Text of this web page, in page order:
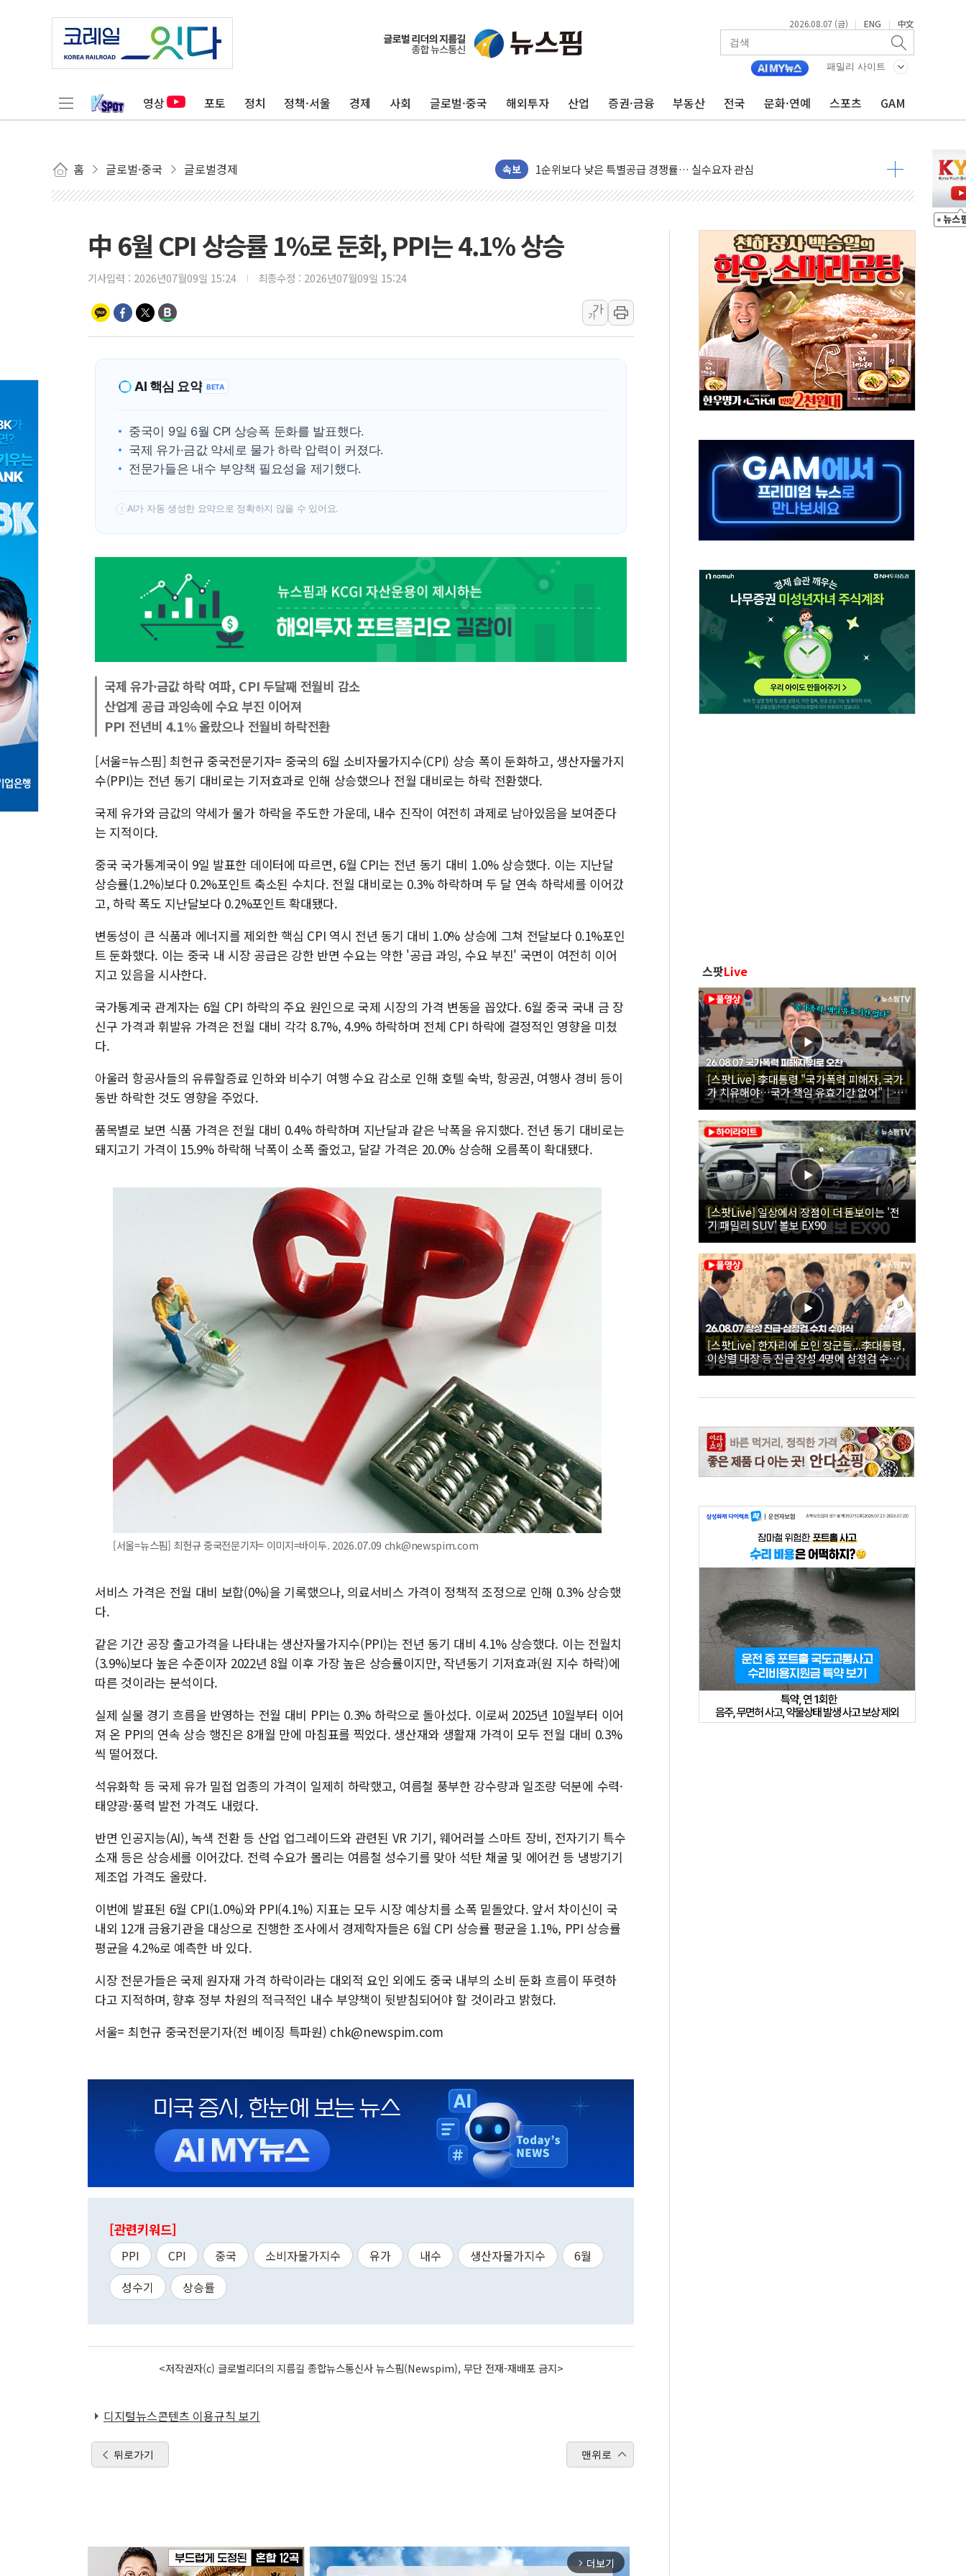
2026.08.07 (금) | ENG | 中文
패밀리 사이트
영상 포토 정치 정책·서울 경제 사회 글로벌·중국 해외투자 산업 증권·금융 부동산 전국 문화·연예 스포츠 GAM
홈 글로벌·중국 글로벌경제 속보
랩지노믹스 "디엑솜과 美 암 진단 분야 독점 라이선스 계약"
보로노이, 폐암 치료제 'VRN11' 캐나다 IND 신청
교보생명, '교보K-맞춤건강보험' 6개월 배타적사용권 획득
벼랑 끝 선 '동전주' 무더기 상폐 위기…관리종목 우려 지정예고 총 63개
컴투스 '제우스: 오만의 신' 26일 출시, 유저의 캐릭터가 AI로 플레이한다
네이버 클립, 시청 만으로 혜택 얻는 피드코인 이벤트 진행
[인사] 공정거래위원회
KDB생명 본입찰 3파전…한화·흥국·한투 참여
반도체공학회 "R&D직 주 52시간제 개선해야…기술격차 확대 막아야"
카카오, 2026년 임금협약 타결…연봉 6.3% 인상
현대카드, 박재범·실리카겔 등 8~9월 공연 라인업 공개
[르포] 육군, 2031년까지 3개 보급단 '1등급 스마트 물류센터' 전환
송도 신축 아파트서 외벽 테라스 떨어져…SK에코플랜트 "전수 조사"
깊이가 다른 글로벌 투자 정보 GAM - 맛보기편 (8/7)
"호남 없이 민주 당권 없다"...송영길·정청래·김민석, 호남 경선 앞두고 총력전
'무순위' 기회 왔다…신길·노량진·장위 서울 알짜 단지 주목
中 6월 CPI 상승률 1%로 둔화, PPI는 4.1% 상승
기사입력 : 2026년07월09일 15:24 최종수정 : 2026년07월09일 15:24
가
가
AI 핵심 요약 BETA
중국이 9일 6월 CPI 상승폭 둔화를 발표했다.
국제 유가·금값 약세로 물가 하락 압력이 커졌다.
전문가들은 내수 부양책 필요성을 제기했다.
! AI가 자동 생성한 요약으로 정확하지 않을 수 있어요.
국제 유가·금값 하락 여파, CPI 두달째 전월비 감소
산업계 공급 과잉속에 수요 부진 이어져
PPI 전년비 4.1% 올랐으나 전월비 하락전환
[서울=뉴스핌] 최헌규 중국전문기자= 중국의 6월 소비자물가지수(CPI) 상승 폭이 둔화하고, 생산자물가지
수(PPI)는 전년 동기 대비로는 기저효과로 인해 상승했으나 전월 대비로는 하락 전환했다.
국제 유가와 금값의 약세가 물가 하락을 주도한 가운데, 내수 진작이 여전히 과제로 남아있음을 보여준다
는 지적이다.
중국 국가통계국이 9일 발표한 데이터에 따르면, 6월 CPI는 전년 동기 대비 1.0% 상승했다. 이는 지난달
상승률(1.2%)보다 0.2%포인트 축소된 수치다. 전월 대비로는 0.3% 하락하며 두 달 연속 하락세를 이어갔
고, 하락 폭도 지난달보다 0.2%포인트 확대됐다.
변동성이 큰 식품과 에너지를 제외한 핵심 CPI 역시 전년 동기 대비 1.0% 상승에 그쳐 전달보다 0.1%포인
트 둔화했다. 이는 중국 내 시장 공급은 강한 반면 수요는 약한 '공급 과잉, 수요 부진' 국면이 여전히 이어
지고 있음을 시사한다.
국가통계국 관계자는 6월 CPI 하락의 주요 원인으로 국제 시장의 가격 변동을 꼽았다. 6월 중국 국내 금 장
신구 가격과 휘발유 가격은 전월 대비 각각 8.7%, 4.9% 하락하며 전체 CPI 하락에 결정적인 영향을 미쳤
다.
아울러 항공사들의 유류할증료 인하와 비수기 여행 수요 감소로 인해 호텔 숙박, 항공권, 여행사 경비 등이
동반 하락한 것도 영향을 주었다.
품목별로 보면 식품 가격은 전월 대비 0.4% 하락하며 지난달과 같은 낙폭을 유지했다. 전년 동기 대비로는
돼지고기 가격이 15.9% 하락해 낙폭이 소폭 줄었고, 달걀 가격은 20.0% 상승해 오름폭이 확대됐다.
[서울=뉴스핌] 최헌규 중국전문기자= 이미지=바이두. 2026.07.09 chk@newspim.com
서비스 가격은 전월 대비 보합(0%)을 기록했으나, 의료서비스 가격이 정책적 조정으로 인해 0.3% 상승했
다.
같은 기간 공장 출고가격을 나타내는 생산자물가지수(PPI)는 전년 동기 대비 4.1% 상승했다. 이는 전월치
(3.9%)보다 높은 수준이자 2022년 8월 이후 가장 높은 상승률이지만, 작년동기 기저효과(원 지수 하락)에
따른 것이라는 분석이다.
실제 실물 경기 흐름을 반영하는 전월 대비 PPI는 0.3% 하락으로 돌아섰다. 이로써 2025년 10월부터 이어
져 온 PPI의 연속 상승 행진은 8개월 만에 마침표를 찍었다. 생산재와 생활재 가격이 모두 전월 대비 0.3%
씩 떨어졌다.
석유화학 등 국제 유가 밀접 업종의 가격이 일제히 하락했고, 여름철 풍부한 강수량과 일조량 덕분에 수력·
태양광·풍력 발전 가격도 내렸다.
반면 인공지능(AI), 녹색 전환 등 산업 업그레이드와 관련된 VR 기기, 웨어러블 스마트 장비, 전자기기 특수
소재 등은 상승세를 이어갔다. 전력 수요가 몰리는 여름철 성수기를 맞아 석탄 채굴 및 에어컨 등 냉방기기
제조업 가격도 올랐다.
이번에 발표된 6월 CPI(1.0%)와 PPI(4.1%) 지표는 모두 시장 예상치를 소폭 밑돌았다. 앞서 차이신이 국
내외 12개 금융기관을 대상으로 진행한 조사에서 경제학자들은 6월 CPI 상승률 평균을 1.1%, PPI 상승률
평균을 4.2%로 예측한 바 있다.
시장 전문가들은 국제 원자재 가격 하락이라는 대외적 요인 외에도 중국 내부의 소비 둔화 흐름이 뚜렷하
다고 지적하며, 향후 정부 차원의 적극적인 내수 부양책이 뒷받침되어야 할 것이라고 밝혔다.
서울= 최헌규 중국전문기자(전 베이징 특파원) chk@newspim.com
[관련키워드]
PPI CPI 중국 소비자물가지수 유가 내수 생산자물가지수
6월
성수기
상승률
<저작권자(c) 글로벌리더의 지름길 종합뉴스통신사 뉴스핌(Newspim), 무단 전재-재배포 금지>
디지털뉴스콘텐츠 이용규칙 보기
뒤로가기 맨위로
arrow_forward_ios 더보기
스팟Live
[스팟Live] 李대통령 "국가폭력 피해자, 국가
가 치유해야…국가 책임 유효기간 없어"｜
26.08.07 국가폭력 피해자 위로 오찬
[스팟Live] 일상에서 장점이 더 돋보이는 '전
기 패밀리 SUV' 볼보 EX90
[스팟Live] 한자리에 모인 장군들...李대통령,
이상렬 대장 등 진급 장성 4명에 삼정검 수치
직접 수여｜26.08.07 장성 진급·삼정검 수치